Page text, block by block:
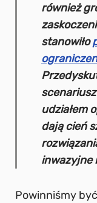
również
stanowiło
udziałem
dają cień
inwazyjne
Powinniśmy